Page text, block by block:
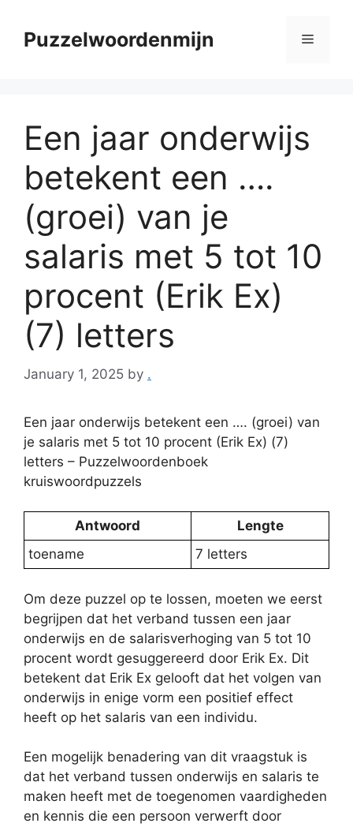
contentPuzzelwoordenmijn Menu
Een jaar onderwijs
betekent een ….
(groei) van je
salaris met 5 tot 10
procent (Erik Ex)
(7) letters
January 1, 2025 by .
Een jaar onderwijs betekent een …. (groei) van
je salaris met 5 tot 10 procent (Erik Ex) (7)
letters – Puzzelwoordenboek
kruiswoordpuzzels
Antwoord
Lengte
toename
7 letters
Om deze puzzel op te lossen, moeten we eerst
begrijpen dat het verband tussen een jaar
onderwijs en de salarisverhoging van 5 tot 10
procent wordt gesuggereerd door Erik Ex. Dit
betekent dat Erik Ex gelooft dat het volgen van
onderwijs in enige vorm een positief effect
heeft op het salaris van een individu.
Een mogelijk benadering van dit vraagstuk is
dat het verband tussen onderwijs en salaris te
maken heeft met de toegenomen vaardigheden
en kennis die een persoon verwerft door